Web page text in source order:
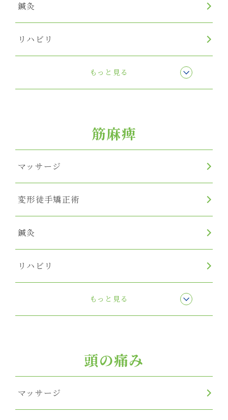
鍼灸
リハビリ
もっと見る
筋麻痺
マッサージ
変形徒手矯正術
鍼灸
リハビリ
もっと見る
頭の痛み
マッサージ